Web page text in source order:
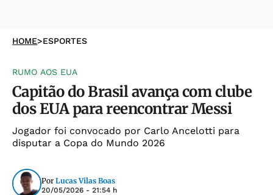
HOME>ESPORTES
RUMO AOS EUA
Capitão do Brasil avança com clube
dos EUA para reencontrar Messi
Jogador foi convocado por Carlo Ancelotti para
disputar a Copa do Mundo 2026
Por Lucas Vilas Boas
20/05/2026 - 21:54 h